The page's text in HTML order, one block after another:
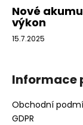
Nové
výkon
15.7.2025
Informace
Obchodní
GDPR